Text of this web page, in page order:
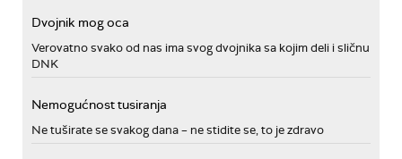
Dvojnik mog oca
Verovatno svako od nas ima svog dvojnika sa kojim deli i sličnu
DNK
Nemogućnost tusiranja
Ne tuširate se svakog dana – ne stidite se, to je zdravo